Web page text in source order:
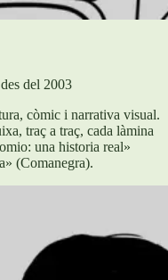
del 2003
còmic i narrativa visual.
traç a traç, cada làmina
una historia real»
(Comanegra).